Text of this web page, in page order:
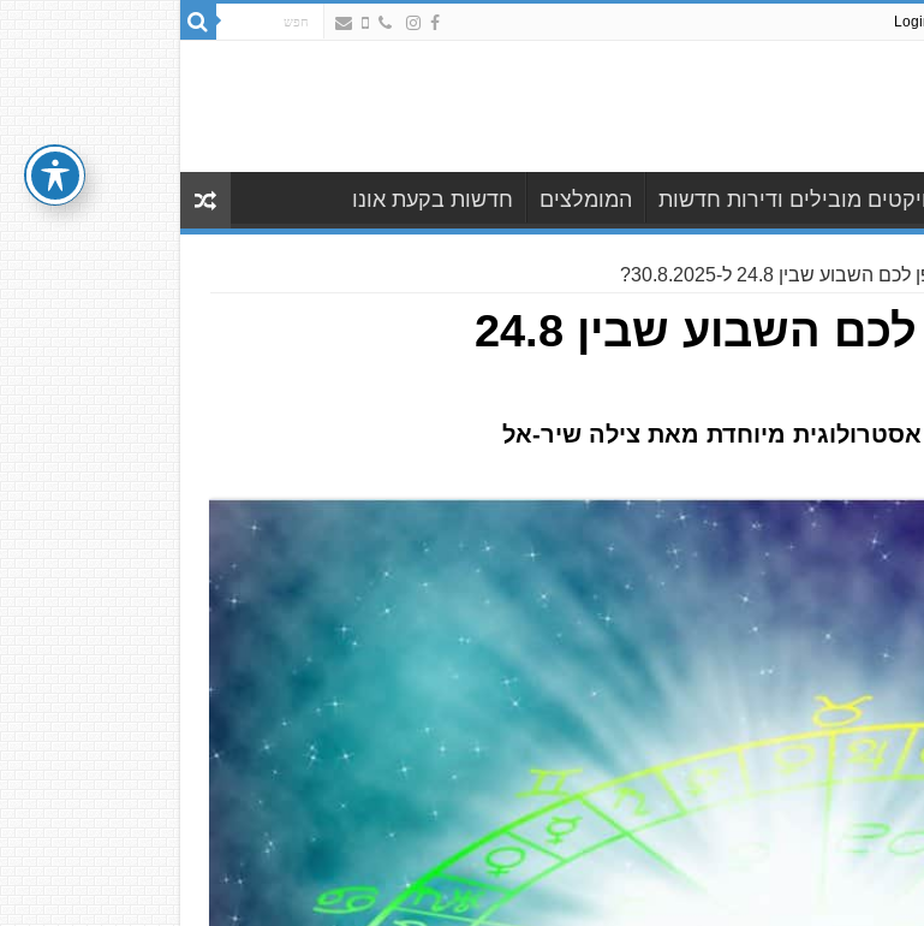
מובילים ודירות חדשות המומלצים חדשות בקעת אונו
שבין 24.8 ל-30.8.2025?
כוכבים ומזלות: מה צופן לכם השבוע שבין 24.8
מיוחדת מאת צילה שיר-אל